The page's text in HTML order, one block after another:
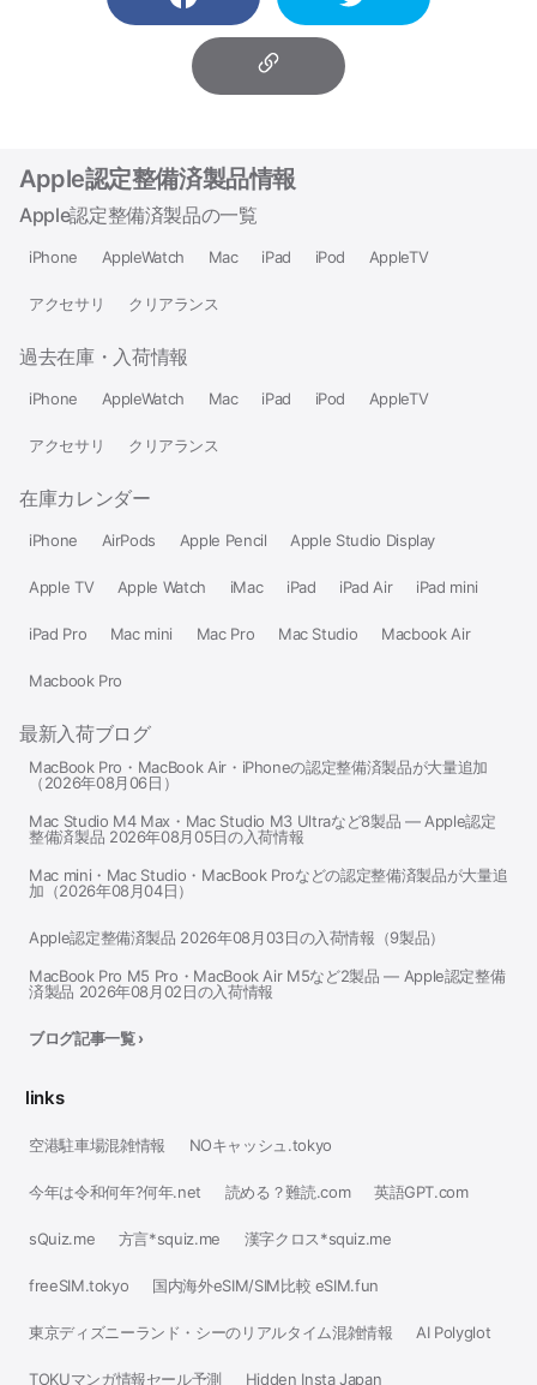
Apple認定整備済製品情報
Apple認定整備済製品の一覧
iPhone AppleWatch Mac iPad iPod AppleTV
アクセサリ クリアランス
過去在庫・入荷情報
iPhone AppleWatch Mac iPad iPod AppleTV
アクセサリ クリアランス
在庫カレンダー
iPhone AirPods Apple Pencil Apple Studio Display
Apple TV Apple Watch iMac iPad iPad Air iPad mini
iPad Pro Mac mini Mac Pro Mac Studio Macbook Air
Macbook Pro
最新入荷ブログ
MacBook Pro・MacBook Air・iPhoneの認定整備済製品が大量追加
（2026年08月06日）
Mac Studio M4 Max・Mac Studio M3 Ultraなど8製品 — Apple認定
整備済製品 2026年08月05日の入荷情報
Mac mini・Mac Studio・MacBook Proなどの認定整備済製品が大量追
加（2026年08月04日）
Apple認定整備済製品 2026年08月03日の入荷情報（9製品）
MacBook Pro M5 Pro・MacBook Air M5など2製品 — Apple認定整備
済製品 2026年08月02日の入荷情報
ブログ記事一覧 ›
links
空港駐車場混雑情報 NOキャッシュ.tokyo
今年は令和何年?何年.net 読める？難読.com 英語GPT.com
sQuiz.me 方言*squiz.me 漢字クロス*squiz.me
freeSIM.tokyo 国内海外eSIM/SIM比較 eSIM.fun
東京ディズニーランド・シーのリアルタイム混雑情報 AI Polyglot
TOKUマンガ情報セール予測 Hidden Insta Japan